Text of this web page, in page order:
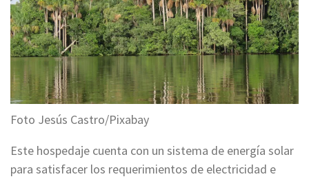
Foto Jesús Castro/Pixabay
Este hospedaje cuenta con un sistema de energía solar
para satisfacer los requerimientos de electricidad e